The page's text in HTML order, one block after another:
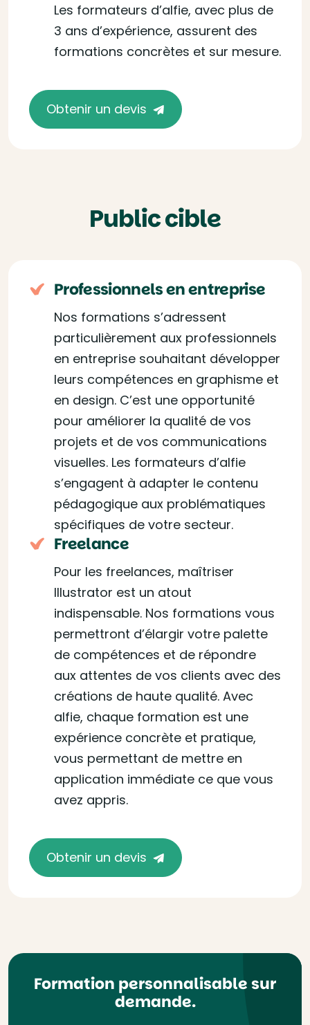
Les formateurs d’alfie, avec plus de
3 ans d’expérience, assurent des
formations concrètes et sur mesure.
Obtenir un devis
Public cible
Professionnels en entreprise
Nos formations s’adressent
particulièrement aux professionnels
en entreprise souhaitant développer
leurs compétences en graphisme et
en design. C’est une opportunité
pour améliorer la qualité de vos
projets et de vos communications
visuelles. Les formateurs d’alfie
s’engagent à adapter le contenu
pédagogique aux problématiques
spécifiques de votre secteur.
Freelance
Pour les freelances, maîtriser
Illustrator est un atout
indispensable. Nos formations vous
permettront d’élargir votre palette
de compétences et de répondre
aux attentes de vos clients avec des
créations de haute qualité. Avec
alfie, chaque formation est une
expérience concrète et pratique,
vous permettant de mettre en
application immédiate ce que vous
avez appris.
Obtenir un devis
Formation personnalisable sur
demande.